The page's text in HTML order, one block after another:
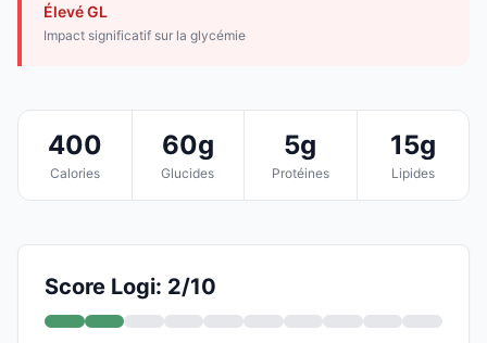
Élevé GL
Impact significatif sur la glycémie
400
Calories
60g
Glucides
5g
Protéines
15g
Lipides
Score Logi: 2/10